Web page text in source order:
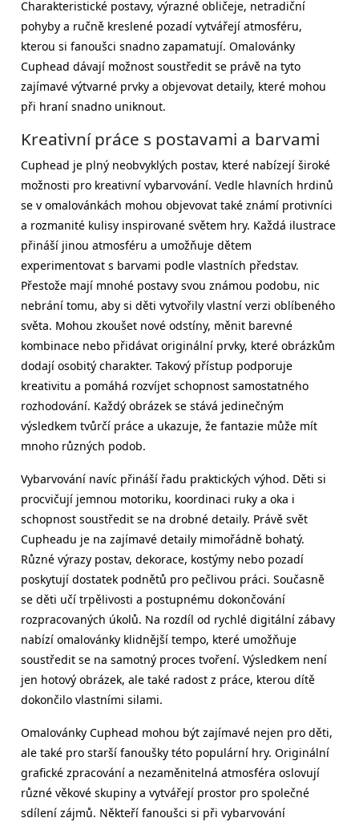
Charakteristické postavy, výrazné obličeje, netradiční
pohyby a ručně kreslené pozadí vytvářejí atmosféru,
kterou si fanoušci snadno zapamatují. Omalovánky
Cuphead dávají možnost soustředit se právě na tyto
zajímavé výtvarné prvky a objevovat detaily, které mohou
při hraní snadno uniknout.
Kreativní práce s postavami a barvami
Cuphead je plný neobvyklých postav, které nabízejí široké
možnosti pro kreativní vybarvování. Vedle hlavních hrdinů
se v omalovánkách mohou objevovat také známí protivníci
a rozmanité kulisy inspirované světem hry. Každá ilustrace
přináší jinou atmosféru a umožňuje dětem
experimentovat s barvami podle vlastních představ.
Přestože mají mnohé postavy svou známou podobu, nic
nebrání tomu, aby si děti vytvořily vlastní verzi oblíbeného
světa. Mohou zkoušet nové odstíny, měnit barevné
kombinace nebo přidávat originální prvky, které obrázkům
dodají osobitý charakter. Takový přístup podporuje
kreativitu a pomáhá rozvíjet schopnost samostatného
rozhodování. Každý obrázek se stává jedinečným
výsledkem tvůrčí práce a ukazuje, že fantazie může mít
mnoho různých podob.
Vybarvování navíc přináší řadu praktických výhod. Děti si
procvičují jemnou motoriku, koordinaci ruky a oka i
schopnost soustředit se na drobné detaily. Právě svět
Cupheadu je na zajímavé detaily mimořádně bohatý.
Různé výrazy postav, dekorace, kostýmy nebo pozadí
poskytují dostatek podnětů pro pečlivou práci. Současně
se děti učí trpělivosti a postupnému dokončování
rozpracovaných úkolů. Na rozdíl od rychlé digitální zábavy
nabízí omalovánky klidnější tempo, které umožňuje
soustředit se na samotný proces tvoření. Výsledkem není
jen hotový obrázek, ale také radost z práce, kterou dítě
dokončilo vlastními silami.
Omalovánky Cuphead mohou být zajímavé nejen pro děti,
ale také pro starší fanoušky této populární hry. Originální
grafické zpracování a nezaměnitelná atmosféra oslovují
různé věkové skupiny a vytvářejí prostor pro společné
sdílení zájmů. Někteří fanoušci si při vybarvování